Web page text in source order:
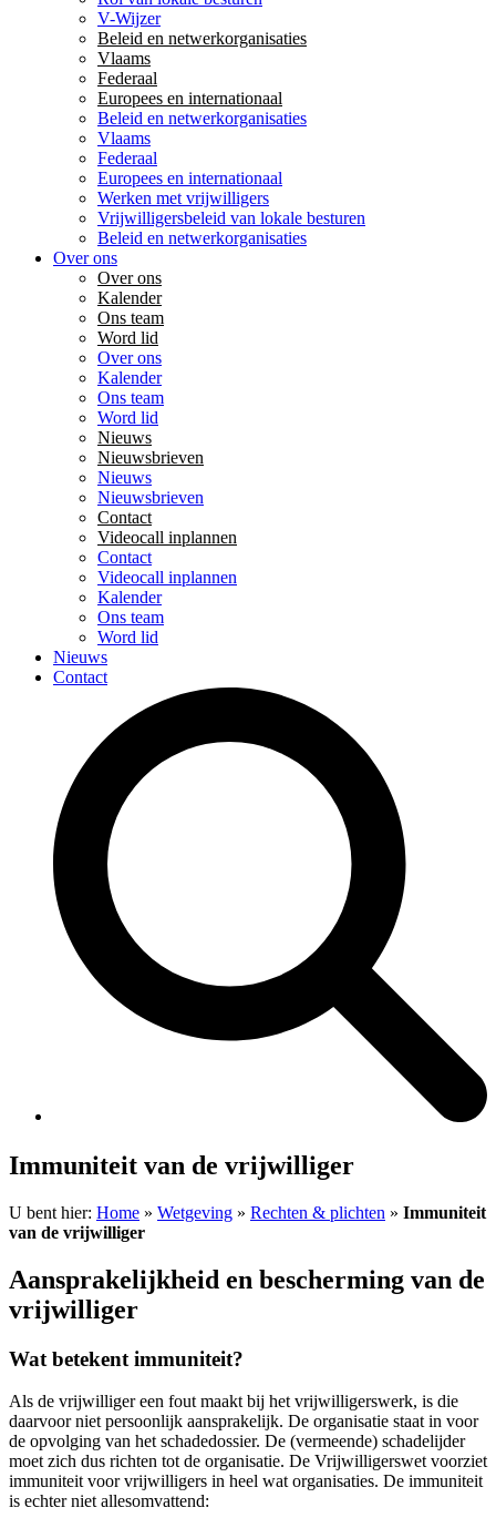
V-Wijzer
Beleid en netwerkorganisaties
Vlaams
Federaal
Europees en internationaal
Beleid en netwerkorganisaties
Vlaams
Federaal
Europees en internationaal
Werken met vrijwilligers
Vrijwilligersbeleid van lokale besturen
Beleid en netwerkorganisaties
Over ons
Over ons
Kalender
Ons team
Word lid
Over ons
Kalender
Ons team
Word lid
Nieuws
Nieuwsbrieven
Nieuws
Nieuwsbrieven
Contact
Videocall inplannen
Contact
Videocall inplannen
Kalender
Ons team
Word lid
Nieuws
Contact
Immuniteit van de vrijwilliger
U bent hier: Home » Wetgeving » Rechten & plichten » Immuniteit
van de vrijwilliger
Aansprakelijkheid en bescherming van de
vrijwilliger
Wat betekent immuniteit?
Als de vrijwilliger een fout maakt bij het vrijwilligerswerk, is die
daarvoor niet persoonlijk aansprakelijk. De organisatie staat in voor
de opvolging van het schadedossier. De (vermeende) schadelijder
moet zich dus richten tot de organisatie. De Vrijwilligerswet voorziet
immuniteit voor vrijwilligers in heel wat organisaties. De immuniteit
is echter niet allesomvattend: